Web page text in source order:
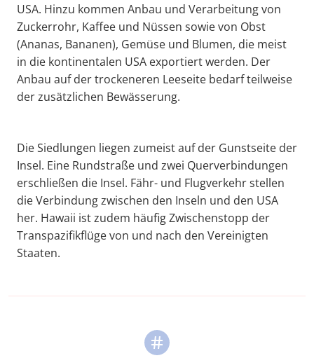
USA. Hinzu kommen Anbau und Verarbeitung von
Zuckerrohr, Kaffee und Nüssen sowie von Obst
(Ananas, Bananen), Gemüse und Blumen, die meist
in die kontinentalen USA exportiert werden. Der
Anbau auf der trockeneren Leeseite bedarf teilweise
der zusätzlichen Bewässerung.
Die Siedlungen liegen zumeist auf der Gunstseite der
Insel. Eine Rundstraße und zwei Querverbindungen
erschließen die Insel. Fähr- und Flugverkehr stellen
die Verbindung zwischen den Inseln und den USA
her. Hawaii ist zudem häufig Zwischenstopp der
Transpazifikflüge von und nach den Vereinigten
Staaten.